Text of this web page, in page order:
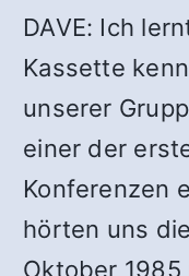
DAVE: Ich
Kassette
unserer
einer der
Konferenzen
hörten uns
Oktober 1985